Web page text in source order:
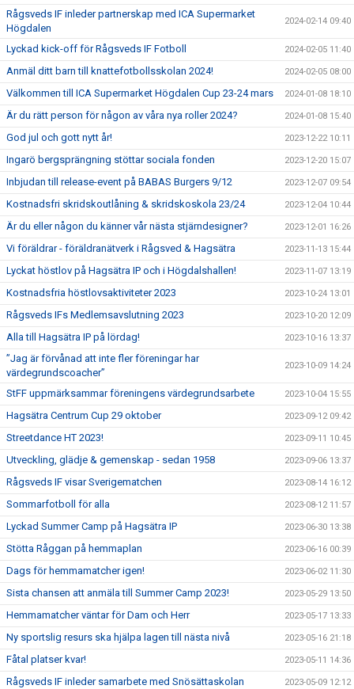
Rågsveds IF inleder partnerskap med ICA Supermarket
Högdalen
2024-02-14 09:40
Lyckad kick-off för Rågsveds IF Fotboll 2024-02-05 11:40
Anmäl ditt barn till knattefotbollsskolan 2024! 2024-02-05 08:00
Välkommen till ICA Supermarket Högdalen Cup 23-24 mars 2024-01-08 18:10
Är du rätt person för någon av våra nya roller 2024? 2024-01-08 15:40
God jul och gott nytt år! 2023-12-22 10:11
Ingarö bergsprängning stöttar sociala fonden 2023-12-20 15:07
Inbjudan till release-event på BABAS Burgers 9/12 2023-12-07 09:54
Kostnadsfri skridskoutlåning & skridskoskola 23/24 2023-12-04 10:44
Är du eller någon du känner vår nästa stjärndesigner? 2023-12-01 16:26
Vi föräldrar - föräldranätverk i Rågsved & Hagsätra 2023-11-13 15:44
Lyckat höstlov på Hagsätra IP och i Högdalshallen! 2023-11-07 13:19
Kostnadsfria höstlovsaktiviteter 2023 2023-10-24 13:01
Rågsveds IFs Medlemsavslutning 2023 2023-10-20 12:09
Alla till Hagsätra IP på lördag! 2023-10-16 13:37
”Jag är förvånad att inte fler föreningar har
värdegrundscoacher”
2023-10-09 14:24
StFF uppmärksammar föreningens värdegrundsarbete 2023-10-04 15:55
Hagsätra Centrum Cup 29 oktober 2023-09-12 09:42
Streetdance HT 2023! 2023-09-11 10:45
Utveckling, glädje & gemenskap - sedan 1958 2023-09-06 13:37
Rågsveds IF visar Sverigematchen 2023-08-14 16:12
Sommarfotboll för alla 2023-08-12 11:57
Lyckad Summer Camp på Hagsätra IP 2023-06-30 13:38
Stötta Råggan på hemmaplan 2023-06-16 00:39
Dags för hemmamatcher igen! 2023-06-02 11:30
Sista chansen att anmäla till Summer Camp 2023! 2023-05-29 13:50
Hemmamatcher väntar för Dam och Herr 2023-05-17 13:33
Ny sportslig resurs ska hjälpa lagen till nästa nivå 2023-05-16 21:18
Fåtal platser kvar! 2023-05-11 14:36
Rågsveds IF inleder samarbete med Snösättaskolan 2023-05-09 12:12